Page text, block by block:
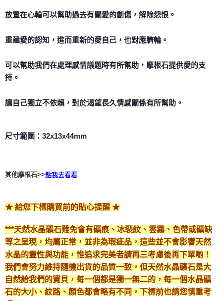
每筆NT$80，滿NT$3,000(含以上)免運費
每筆NT$80，滿NT$3,000(含以上)免運費
郵局幫你送（離島）
每筆NT$80，滿NT$3,000(含以上)免運費
免運費
放置在心輪可以幫助過去有關愛的創傷，解除怨恨。
重建愛的認知，進而重新的愛自己，也對應臍輪。
可以幫助我們在處理感情議題時有所幫助，摩根石提供愛的支
持。
讓自己獨立不依賴，對於渴望長久情感關係有所幫助。
尺寸範圍：32x13x44mm
其他摩根石>>點我去看看
★ 給您下標購買前的貼心提醒 ★
***天然水晶礦石難免會有礦痕、冰裂紋、雲霧、色帶或礦缺
等之呈現，均屬正常，並非為瑕疵品，這些並不會影響天然
水晶的靈性與功能，惟追求完美者請再三考慮後再下單喲！
我們會努力維持隨機出貨的品質一致，但天然水晶礦石是大
自然給我們的寶貝，每一個都是獨一無二的，每一個水晶礦
石的大小、紋路、顏色都會略有不同，下標前也請您慎重考